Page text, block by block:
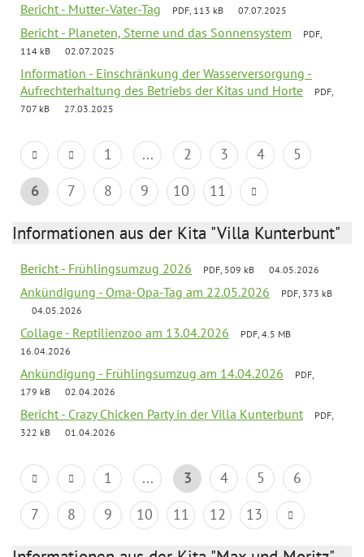
Bericht - Mutter-Vater-Tag PDF, 113 kB 07.07.2025
Bericht - Planeten, Sterne und das Sonnensystem
PDF,
114 kB
02.07.2025
Information - Einschränkung der Wasserversorgung -
Aufrechterhaltung des Betriebs der Kitas und Horte
PDF,
707 kB
27.03.2025
1 ... 2 3 4
5
6
7 8 9 10 11
Informationen aus der Kita "Villa Kunterbunt"
Bericht - Frühlingsumzug 2026 PDF, 509 kB 04.05.2026
Ankündigung - Oma-Opa-Tag am 22.05.2026
PDF, 373 kB
04.05.2026
Collage - Reptilienzoo am 13.04.2026
PDF, 4.5 MB
16.04.2026
Ankündigung - Frühlingsumzug am 14.04.2026
PDF,
179 kB
02.04.2026
Bericht - Crazy Chicken Party in der Villa Kunterbunt
PDF,
322 kB
01.04.2026
1 ... 3 4 5
6
7
8 9 10 11 12 13